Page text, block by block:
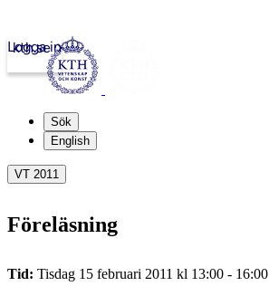
kth.se
Logga in
Sök
English
VT 2011
Föreläsning
Tid: Tisdag 15 februari 2011 kl 13:00 - 16:00